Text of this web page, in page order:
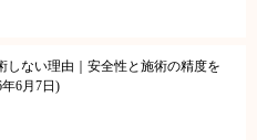
しない理由｜安全性と施術の精度を
6月7日